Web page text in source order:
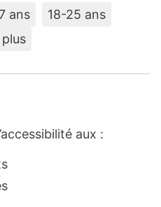
ans
18-25 ans
aux :